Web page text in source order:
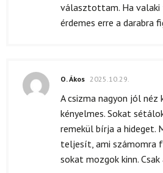
választottam. Ha valaki
érdemes erre a darabra
O. Ákos 2025.10.29.
A csizma nagyon jól néz
kényelmes. Sokat
remekül bírja a hideget.
teljesít, ami számomra
sokat mozgok kinn.